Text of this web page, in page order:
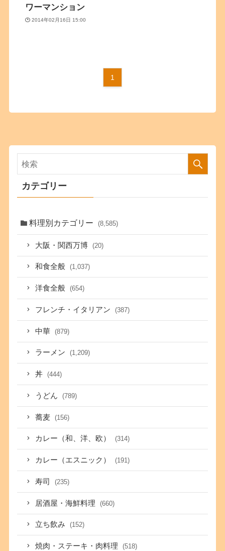
ワーマンション
2014年02月16日 15:00
1
カテゴリー
料理別カテゴリー (8,585)
大阪・関西万博 (20)
和食全般 (1,037)
洋食全般 (654)
フレンチ・イタリアン (387)
中華 (879)
ラーメン (1,209)
丼 (444)
うどん (789)
蕎麦 (156)
カレー（和、洋、欧） (314)
カレー（エスニック） (191)
寿司 (235)
居酒屋・海鮮料理 (660)
立ち飲み (152)
焼肉・ステーキ・肉料理 (518)